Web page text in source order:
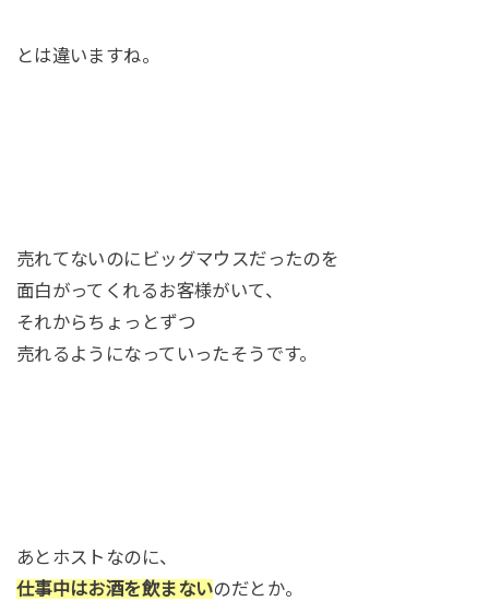
とは違いますね。
売れてないのにビッグマウスだったのを
面白がってくれるお客様がいて、
それからちょっとずつ
売れるようになっていったそうです。
あとホストなのに、
仕事中はお酒を飲まないのだとか。